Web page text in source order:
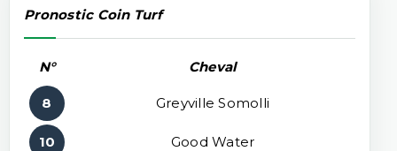
Pronostic Coin Turf
N° Cheval
8 Greyville Somolli
10 Good Water